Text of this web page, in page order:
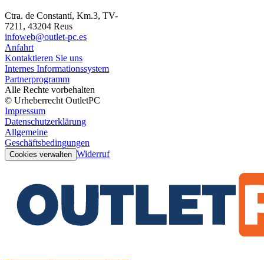
Ctra. de Constantí, Km.3, TV-
7211, 43204 Reus
infoweb@outlet-pc.es
Anfahrt
Kontaktieren Sie uns
Internes Informationssystem
Partnerprogramm
Alle Rechte vorbehalten
© Urheberrecht OutletPC
Impressum
Datenschutzerklärung
Allgemeine
Geschäftsbedingungen
Cookies verwalten Widerruf